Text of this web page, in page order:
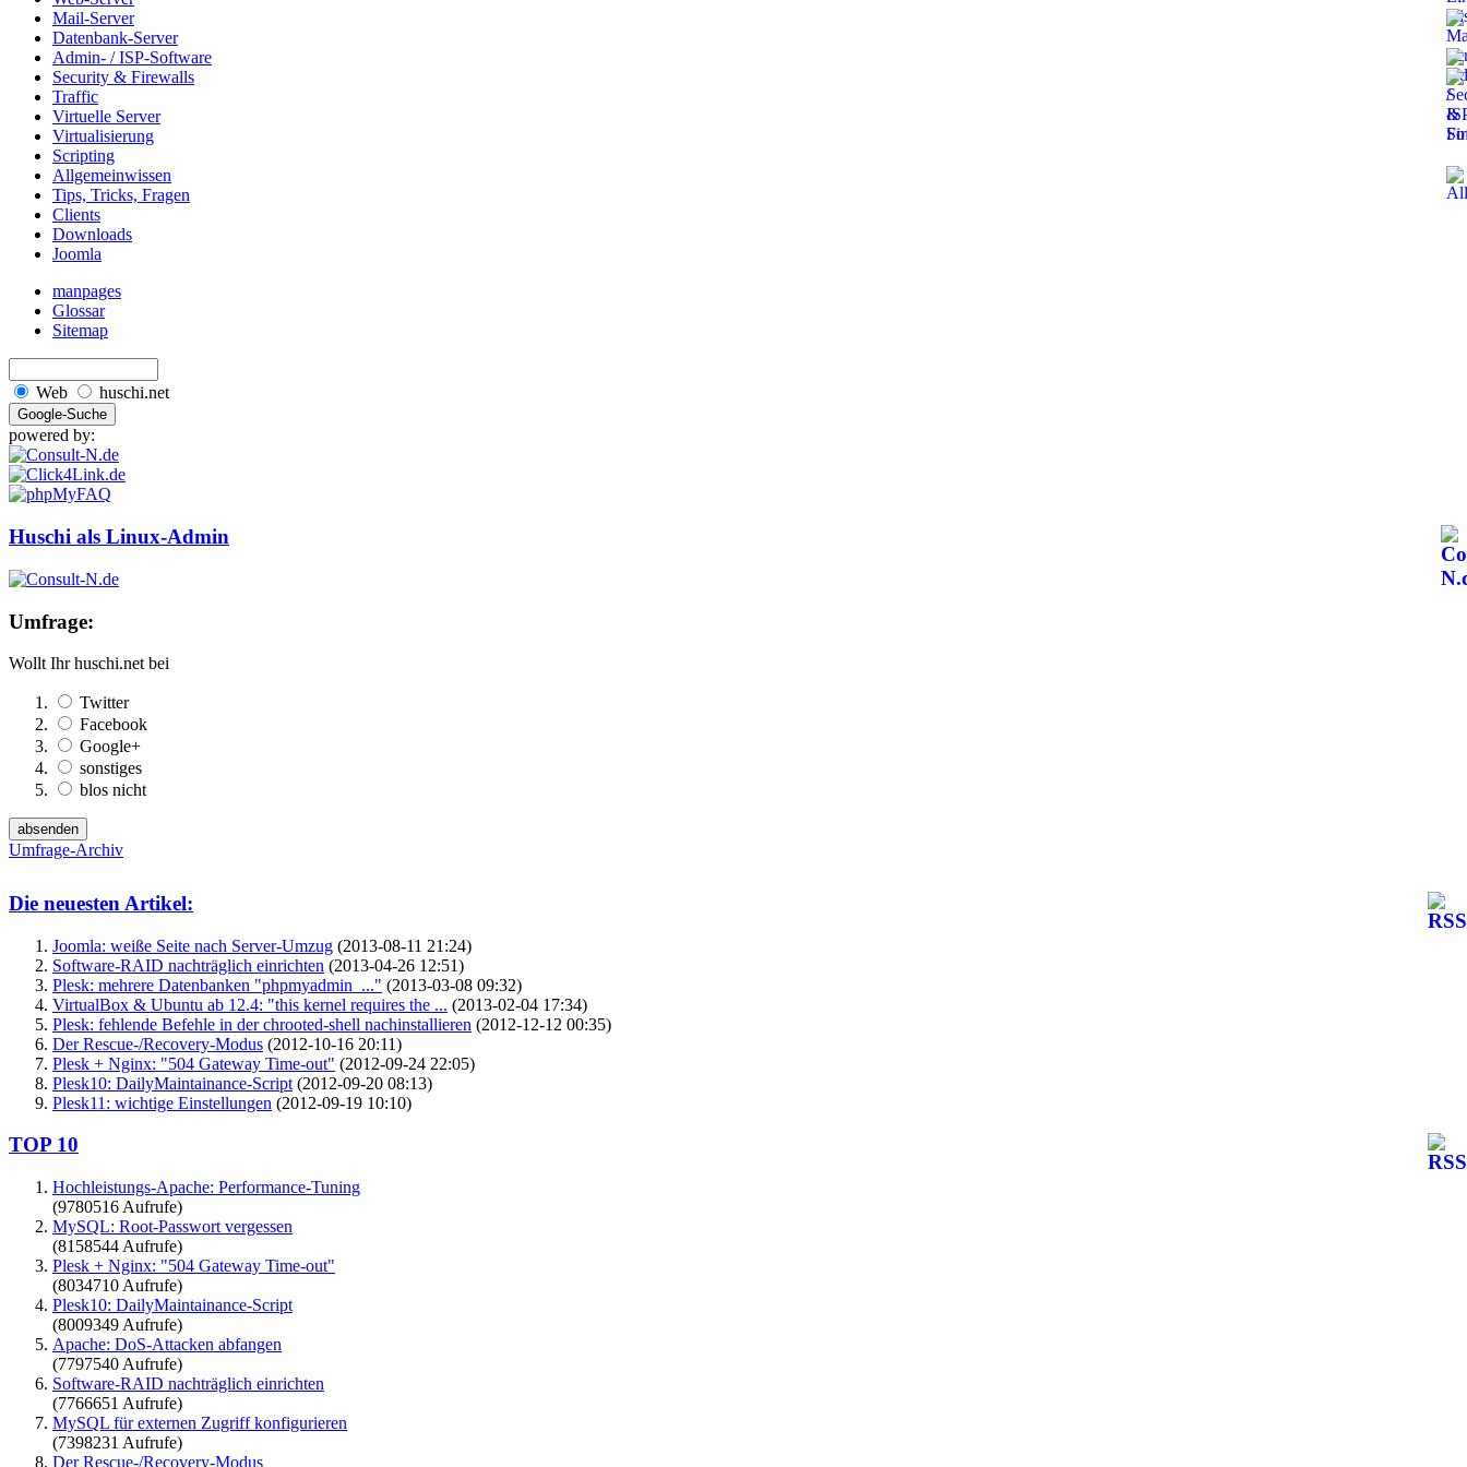
Mail-Server
Datenbank-Server
Admin- / ISP-Software
Security & Firewalls
Traffic
Virtuelle Server
Virtualisierung
Scripting
Allgemeinwissen
Tips, Tricks, Fragen
Clients
Downloads
Joomla
manpages
Glossar
Sitemap
Web huschi.net
powered by:
Huschi als Linux-Admin
Umfrage:
Wollt Ihr huschi.net bei
Twitter
Facebook
Google+
sonstiges
blos nicht
Umfrage-Archiv
Die neuesten Artikel:
Joomla: weiße Seite nach Server-Umzug (2013-08-11 21:24)
Software-RAID nachträglich einrichten (2013-04-26 12:51)
Plesk: mehrere Datenbanken "phpmyadmin_..." (2013-03-08 09:32)
VirtualBox & Ubuntu ab 12.4: "this kernel requires the ... (2013-02-04 17:34)
Plesk: fehlende Befehle in der chrooted-shell nachinstallieren (2012-12-12 00:35)
Der Rescue-/Recovery-Modus (2012-10-16 20:11)
Plesk + Nginx: "504 Gateway Time-out" (2012-09-24 22:05)
Plesk10: DailyMaintainance-Script (2012-09-20 08:13)
Plesk11: wichtige Einstellungen (2012-09-19 10:10)
TOP 10
Hochleistungs-Apache: Performance-Tuning
(9780516 Aufrufe)
MySQL: Root-Passwort vergessen
(8158544 Aufrufe)
Plesk + Nginx: "504 Gateway Time-out"
(8034710 Aufrufe)
Plesk10: DailyMaintainance-Script
(8009349 Aufrufe)
Apache: DoS-Attacken abfangen
(7797540 Aufrufe)
Software-RAID nachträglich einrichten
(7766651 Aufrufe)
MySQL für externen Zugriff konfigurieren
(7398231 Aufrufe)
Der Rescue-/Recovery-Modus